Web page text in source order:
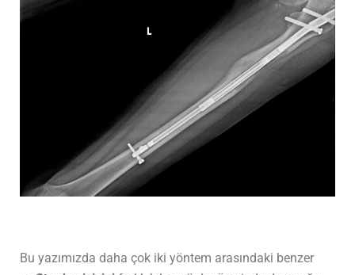
Bu yazımızda daha çok iki yöntem arasındaki benzer